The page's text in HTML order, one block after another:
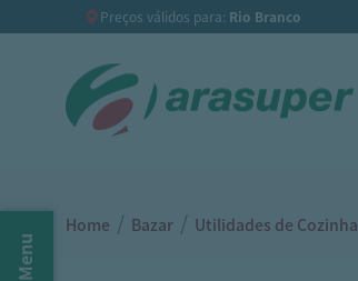
Preços válidos para: Rio Branco
Menu
Home / Bazar / Utilidades de Cozinha